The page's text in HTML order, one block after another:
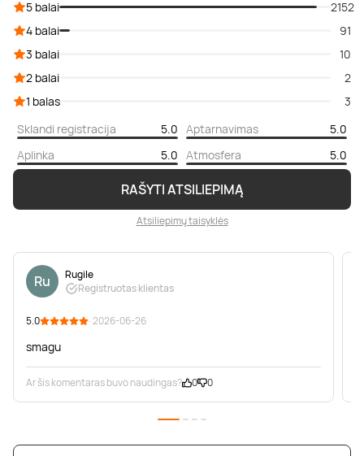
RAŠYTI ATSILIEPIMĄ
Atsiliepimų taisyklės
5 balai
2152
4 balai
91
3 balai
10
2 balai
2
1 balas
3
Sklandi registracija
5.0 Aptarnavimas
5.0
Aplinka
5.0 Atmosfera 5.0
Ru
Rugile
Registruotas klientas
5.0 · 2026-06-26
smagu
Ar šis komentaras buvo naudingas? 0 0